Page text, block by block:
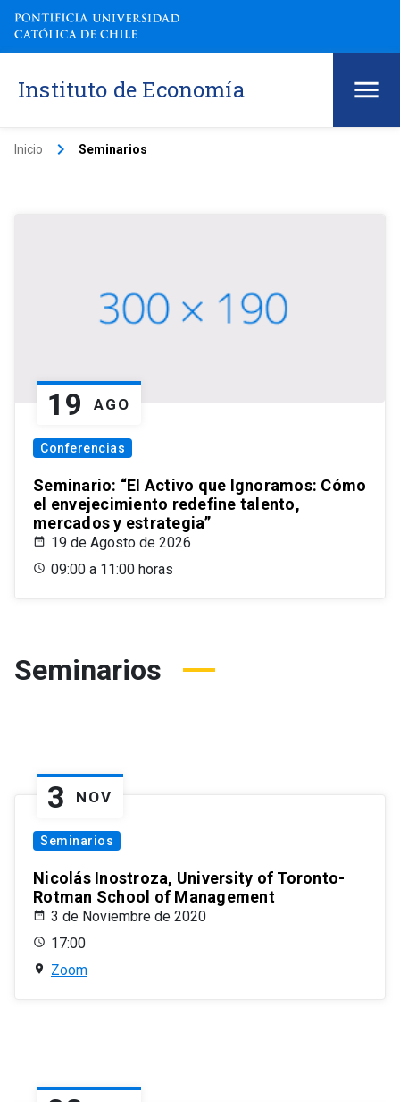
Instituto de Economía
Inicio keyboard_arrow_right Seminarios
19 AGO
Conferencias
Seminario: “El Activo que Ignoramos: Cómo
el envejecimiento redefine talento,
mercados y estrategia”
19 de Agosto de 2026
09:00 a 11:00 horas
Seminarios
3 NOV
Seminarios
Nicolás Inostroza, University of Toronto-
Rotman School of Management
3 de Noviembre de 2020
17:00
Zoom